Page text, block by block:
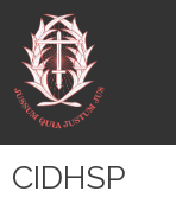
para
conteúdo
CIDHSP